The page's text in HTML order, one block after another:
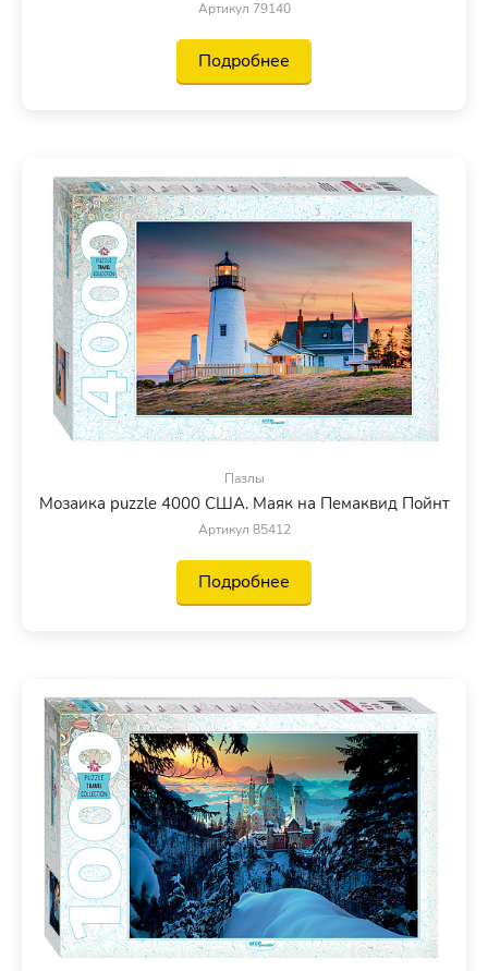
Артикул 79140
Подробнее
Пазлы
Мозаика puzzle 4000 США. Маяк на Пемаквид Пойнт
Артикул 85412
Подробнее